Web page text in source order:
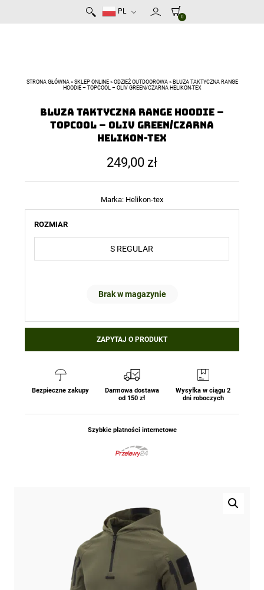
PL
0
STRONA GŁÓWNA» SKLEP ONLINE» ODZIEŻ OUTDOOROWA» BLUZA TAKTYCZNA RANGE
HOODIE – TOPCOOL – OLIV GREEN/CZARNA HELIKON-TEX
Bluza taktyczna RANGE HOODIE –
TopCool – Oliv Green/Czarna
Helikon-Tex
249,00 zł
Marka: Helikon-tex
ROZMIAR
Brak w magazynie
ZAPYTAJ O PRODUKT
Bezpieczne zakupy
Darmowa dostawa
od 150 zł
Wysyłka w ciągu 2
dni roboczych
Szybkie płatności internetowe